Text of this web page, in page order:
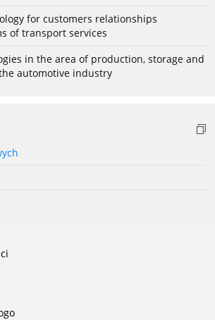
for customers relationships
of transport services
in the area of production, storage and
automotive industry